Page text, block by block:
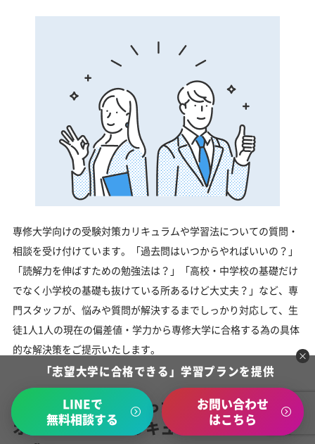
専修大学向けの受験対策カリキュラムや学習法についての質問・
相談を受け付けています。「過去問はいつからやればいいの？」
「読解力を伸ばすための勉強法は？」「高校・中学校の基礎だけ
でなく小学校の基礎も抜けている所あるけど大丈夫？」など、専
門スタッフが、悩みや質問が解決するまでしっかり対応して、生
徒1人1人の現在の偏差値・学力から専修大学に合格する為の具体
的な解決策をご提示いたします。
あなたにピッタリ合った「専修大学対策の
オーダーメイドカリキュラム」から得られ
「志望大学に合格できる」学習プランを提供
LINEで
無料相談する
お問い合わせ
はこちら